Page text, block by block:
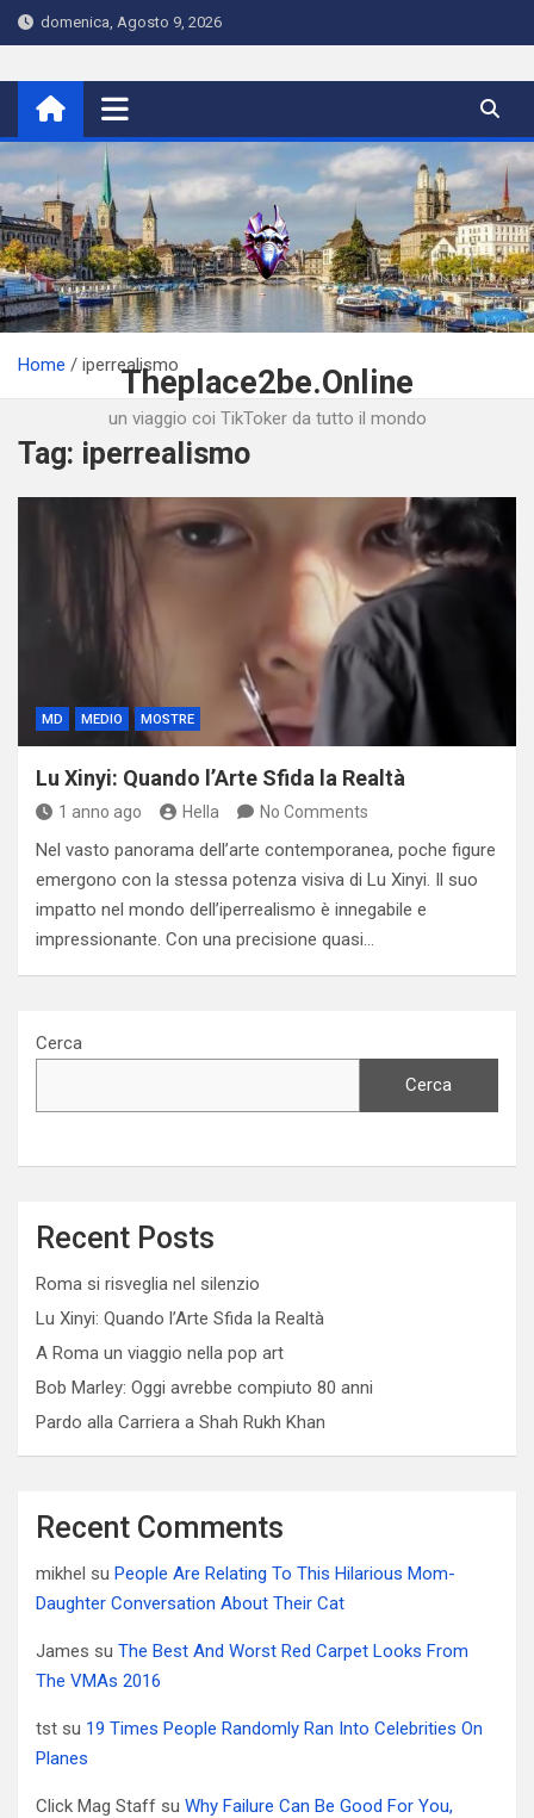
Skip
to
domenica, Agosto 9, 2026
Theplace2be.Online
un viaggio coi TikToker da tutto il mondo
Home iperrealismo
Tag: iperrealismo
MD MEDIO MOSTRE
Lu Xinyi: Quando l’Arte Sfida la Realtà
1 anno ago Hella No Comments
Nel vasto panorama dell’arte contemporanea, poche figure
emergono con la stessa potenza visiva di Lu Xinyi. Il suo
impatto nel mondo dell’iperrealismo è innegabile e
impressionante. Con una precisione quasi…
Cerca
Cerca
Recent Posts
Roma si risveglia nel silenzio
Lu Xinyi: Quando l’Arte Sfida la Realtà
A Roma un viaggio nella pop art
Bob Marley: Oggi avrebbe compiuto 80 anni
Pardo alla Carriera a Shah Rukh Khan
Recent Comments
mikhel su People Are Relating To This Hilarious Mom-
Daughter Conversation About Their Cat
James su The Best And Worst Red Carpet Looks From
The VMAs 2016
tst su 19 Times People Randomly Ran Into Celebrities On
Planes
Click Mag Staff su Why Failure Can Be Good For You,